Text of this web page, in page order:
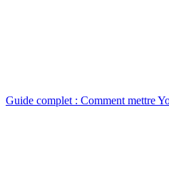
Guide complet : Comment mettre